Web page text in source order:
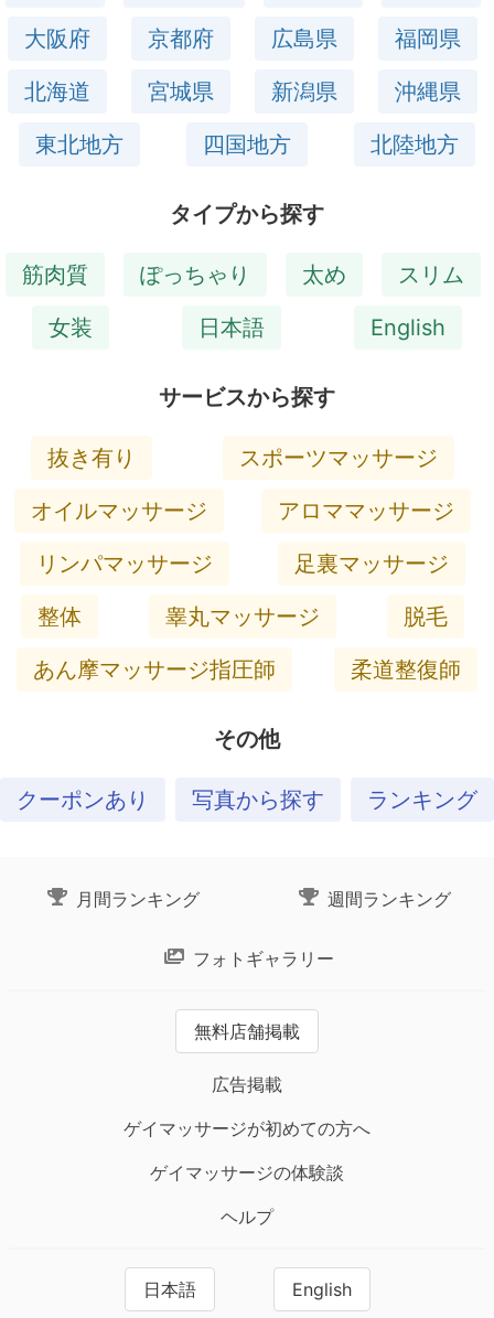
大阪府
京都府 広島県
福岡県
北海道
宮城県 新潟県
沖縄県
東北地方
四国地方 北陸地方
タイプから探す
筋肉質 ぽっちゃり 太め
スリム
女装
日本語 English
サービスから探す
抜き有り
スポーツマッサージ
オイルマッサージ
アロママッサージ
リンパマッサージ
足裏マッサージ
整体
睾丸マッサージ
脱毛
あん摩マッサージ指圧師
柔道整復師
その他
クーポンあり 写真から探す ランキング
月間ランキング 週間ランキング
フォトギャラリー
無料店舗掲載
広告掲載
ゲイマッサージが初めての方へ
ゲイマッサージの体験談
ヘルプ
日本語 English